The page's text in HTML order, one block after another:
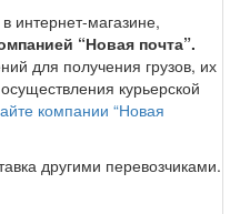
интернет-магазине,
“Новая почта”.
для получения грузов, их
курьерской
компании “Новая
другими перевозчиками.